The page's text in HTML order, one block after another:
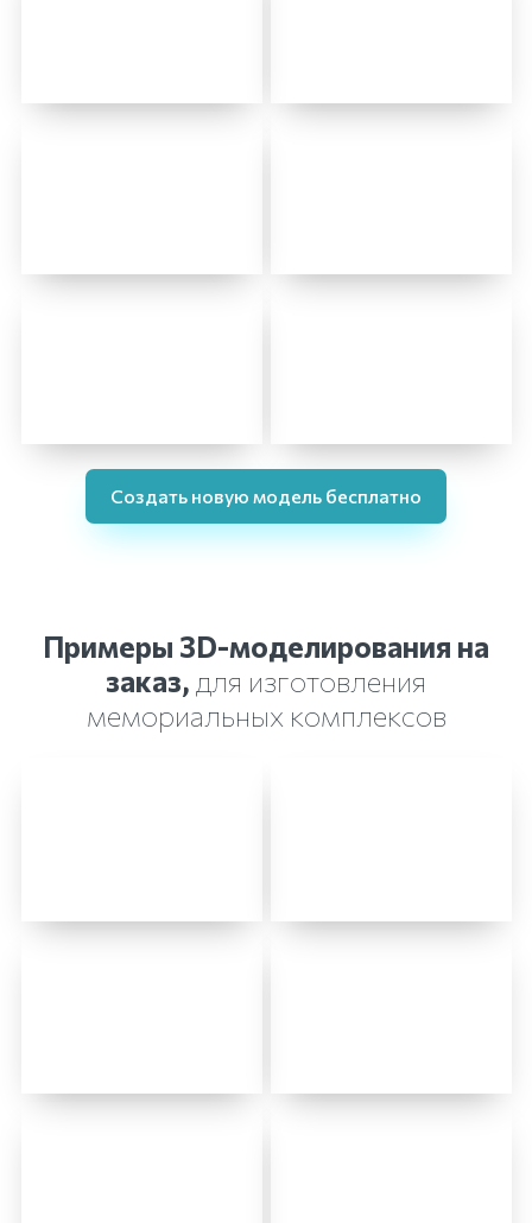
Создать новую модель бесплатно
Примеры 3D-моделирования на
заказ, для изготовления
мемориальных комплексов